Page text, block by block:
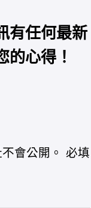
有任何最新
的心得！
會公開。 必填